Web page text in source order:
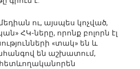
ու, այսպես կոչված,
ՀԿ-ները, որոնք բոլորն էլ
«տակ» են և
են աշխատում,
հետևողականորեն